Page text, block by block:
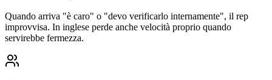
Quando arriva "è caro" o "devo verificarlo internamente", il rep
improvvisa. In inglese perde anche velocità proprio quando
servirebbe fermezza.